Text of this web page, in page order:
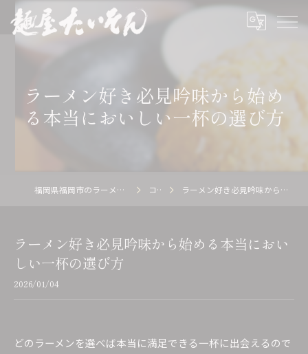
ラーメン好き必見吟味から始め
る本当においしい一杯の選び方
福岡県福岡市のラーメン店の求人なら麺屋 たいそん コラム ラーメン好き必見吟味から始める本当においしい一杯の選び方
ラーメン好き必見吟味から始める本当におい
しい一杯の選び方
2026/01/04
どのラーメンを選べば本当に満足できる一杯に出会えるので